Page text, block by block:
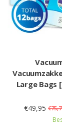
Large Bags
€49,95